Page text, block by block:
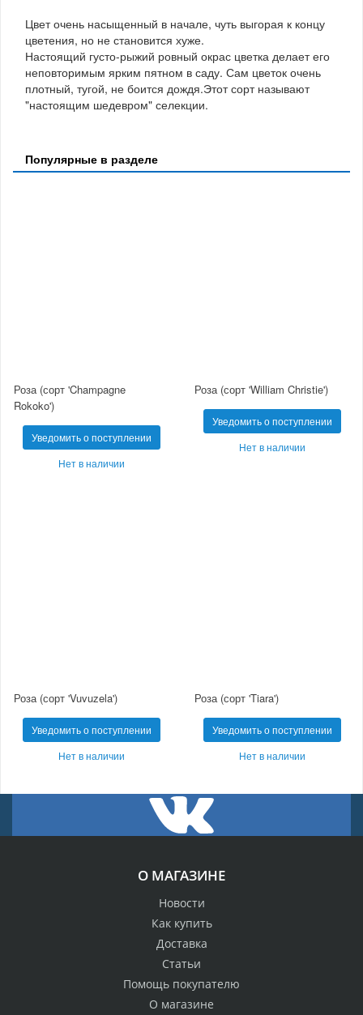
Цвет очень насыщенный в начале, чуть выгорая к концу
цветения, но не становится хуже.
Настоящий густо-рыжий ровный окрас цветка делает его
неповторимым ярким пятном в саду. Сам цветок очень
плотный, тугой, не боится дождя.Этот сорт называют
"настоящим шедевром" селекции.
Популярные в разделе
Роза (сорт 'Champagne
Rokoko')
Уведомить о поступлении
Нет в наличии
Роза (сорт 'William Christie')
Уведомить о поступлении
Нет в наличии
Роза (сорт 'Vuvuzela')
Уведомить о поступлении
Нет в наличии
Роза (сорт 'Tiara')
Уведомить о поступлении
Нет в наличии
О МАГАЗИНЕ
Новости
Как купить
Доставка
Статьи
Помощь покупателю
О магазине